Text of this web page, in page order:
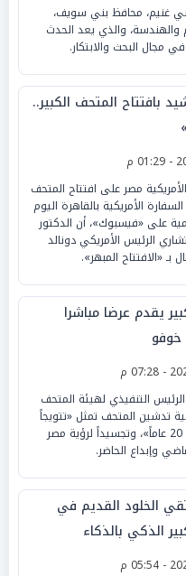
غنيم، محافظ بني سويف،
والذي يعد الحدث
مجال البحث والابتكار.
بافتتاح المتحف الكبير..
مصر على افتتاح المتحف
الأمريكية بالقاهرة اليوم
على «فيسبوك»، أن الدكتور
الرئيس الأمريكي دونالد
«الافتتاح المبهر».
يقدم عرضا مباشرا
خوفو
التنفيذي لهيئة المتحف
تدشين المتحف تمثل «تتويجاً
لجهود استمرت أكثر من 20 عاماً»، وتجسيداً لرؤية مصر
وإبداع الحاضر.
الخلود القديم في
الذكي بالذكاء